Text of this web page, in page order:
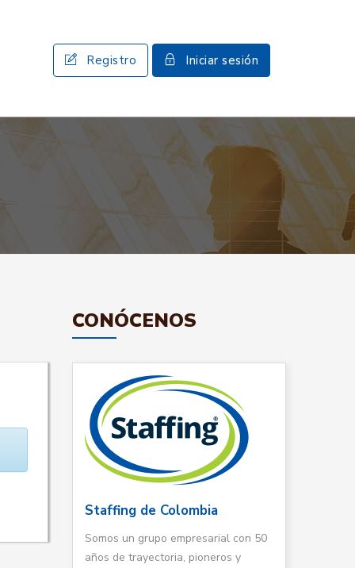
Registro Iniciar sesión
CONÓCENOS
Staffing de Colombia
Somos un grupo empresarial con 50
años de trayectoria, pioneros y